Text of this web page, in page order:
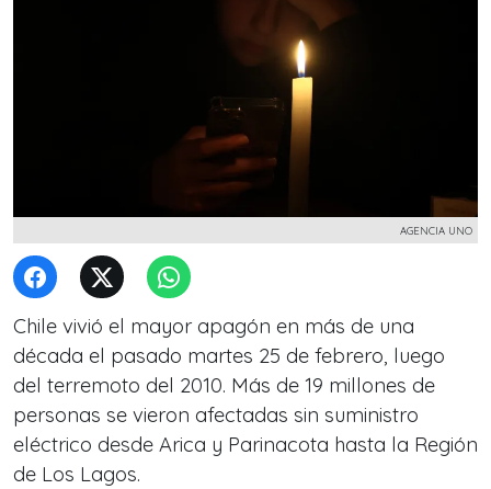
AGENCIA UNO
Chile vivió el mayor apagón en más de una
década el pasado martes 25 de febrero, luego
del terremoto del 2010. Más de 19 millones de
personas se vieron afectadas sin suministro
eléctrico desde Arica y Parinacota hasta la Región
de Los Lagos.